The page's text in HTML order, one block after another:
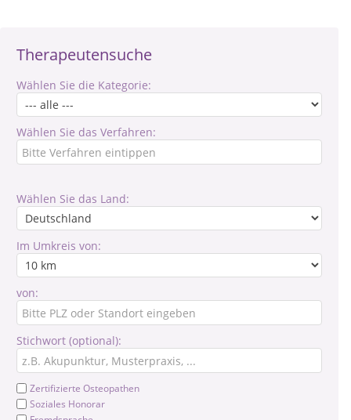
Therapeutensuche
Wählen Sie die Kategorie:
Wählen Sie das Verfahren:
Wählen Sie das Land:
Im Umkreis von:
von:
Stichwort (optional):
Zertifizierte Osteopathen
Soziales Honorar